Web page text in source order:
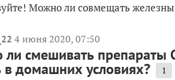
Можно ли совмещать
4 июня 2020, 07:50
смешивать препараты
в домашних условиях? 1